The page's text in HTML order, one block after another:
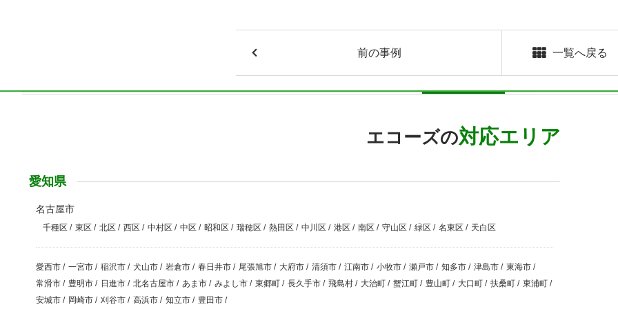
前の事例 一覧へ戻る
エコーズの対応エリア
愛知県
名古屋市
千種区 / 東区 / 北区 / 西区 / 中村区 / 中区 / 昭和区 / 瑞穂区 / 熱田区 / 中川区 / 港区 / 南区 / 守山区 / 緑区 / 名東区 / 天白区
愛西市 / 一宮市 / 稲沢市 / 犬山市 / 岩倉市 / 春日井市 / 尾張旭市 / 大府市 / 清須市 / 江南市 / 小牧市 / 瀬戸市 / 知多市 / 津島市 / 東海市 /
常滑市 / 豊明市 / 日進市 / 北名古屋市 / あま市 / みよし市 / 東郷町 / 長久手市 / 飛島村 / 大治町 / 蟹江町 / 豊山町 / 大口町 / 扶桑町 / 東浦町 /
安城市 / 岡崎市 / 刈谷市 / 高浜市 / 知立市 / 豊田市 /